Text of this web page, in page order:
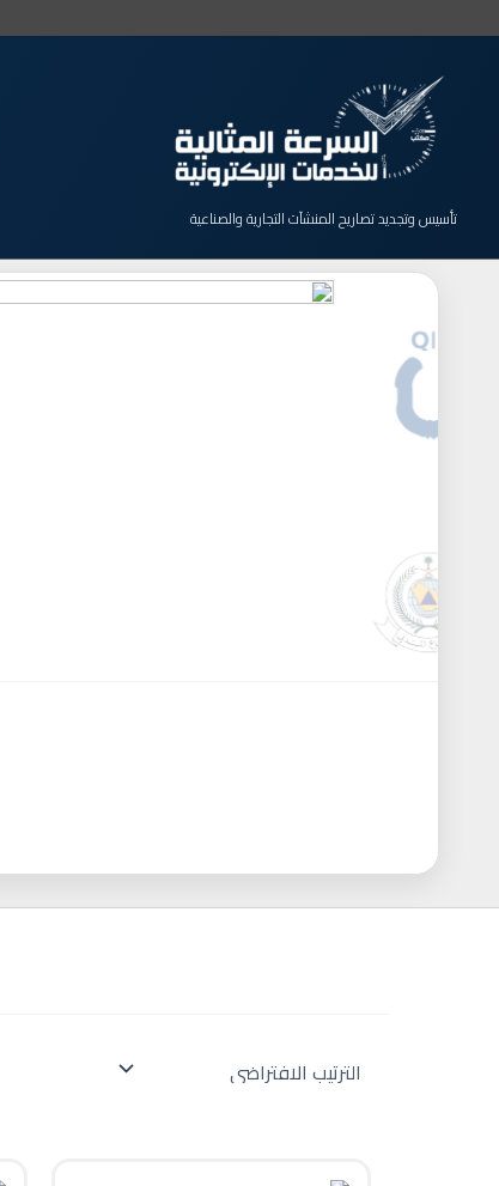
المحتوى
تأسيس وتجديد تصاريح المنشآت التجارية والصناعية